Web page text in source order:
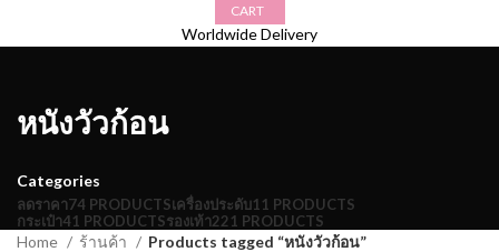
CART
Worldwide Delivery
หนังวัวก้อน
Categories
ลดราคา74 PRODUCTSเครื่องประดับ11 PRODUCTS
กระเป๋า41 PRODUCTSรองเท้า221 PRODUCTS
Home ร้านค้า
Products tagged “หนังวัวก้อน”